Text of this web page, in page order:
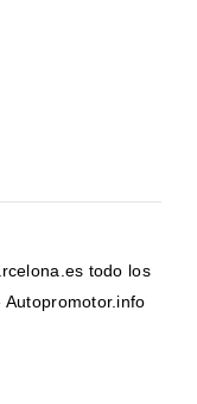
todo los